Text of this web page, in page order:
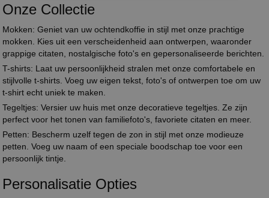
Onze Collectie
Mokken: Geniet van uw ochtendkoffie in stijl met onze prachtige
mokken. Kies uit een verscheidenheid aan ontwerpen, waaronder
grappige citaten, nostalgische foto's en gepersonaliseerde berichten.
T-shirts: Laat uw persoonlijkheid stralen met onze comfortabele en
stijlvolle t-shirts. Voeg uw eigen tekst, foto's of ontwerpen toe om uw
t-shirt echt uniek te maken.
Tegeltjes: Versier uw huis met onze decoratieve tegeltjes. Ze zijn
perfect voor het tonen van familiefoto's, favoriete citaten en meer.
Petten: Bescherm uzelf tegen de zon in stijl met onze modieuze
petten. Voeg uw naam of een speciale boodschap toe voor een
persoonlijk tintje.
Personalisatie Opties